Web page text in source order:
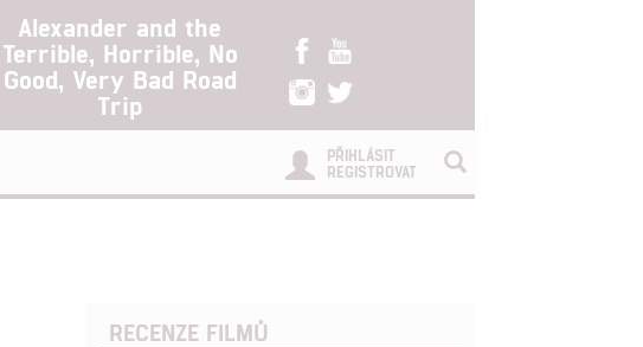
Alexander and the
Terrible, Horrible, No
Good, Very Bad Road
Trip
PŘIHLÁSIT
REGISTROVAT
RECENZE FILMŮ